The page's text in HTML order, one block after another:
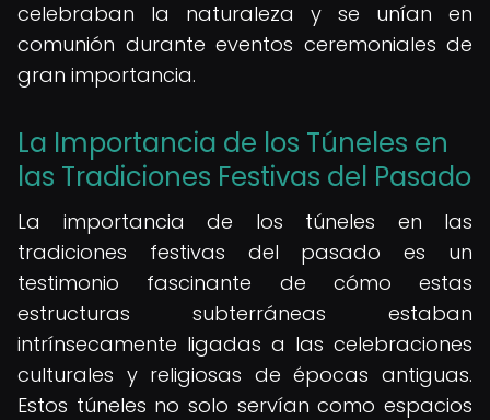
celebraban la naturaleza y se unían en
comunión durante eventos ceremoniales de
gran importancia.
La Importancia de los Túneles en
las Tradiciones Festivas del Pasado
La importancia de los túneles en las
tradiciones festivas del pasado es un
testimonio fascinante de cómo estas
estructuras subterráneas estaban
intrínsecamente ligadas a las celebraciones
culturales y religiosas de épocas antiguas.
Estos túneles no solo servían como espacios